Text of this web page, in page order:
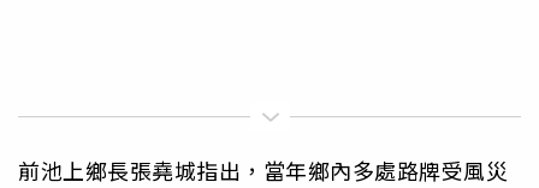
前池上鄉長張堯城指出，當年鄉內多處路牌受風災